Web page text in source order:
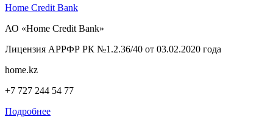
Home Credit Bank
АО «Home Credit Bank»
Лицензия АРРФР РК №1.2.36/40 от 03.02.2020 года
home.kz
+7 727 244 54 77
Подробнее